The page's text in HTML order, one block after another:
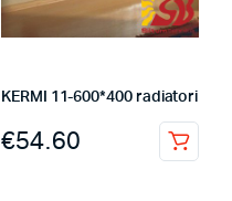
KERMI 11-600*400 radiatori
€54.60